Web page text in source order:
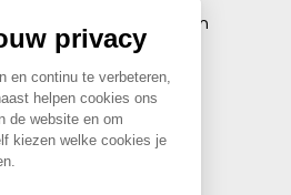
Supplementen
Cosmetica
Baby & Kind
Voeding